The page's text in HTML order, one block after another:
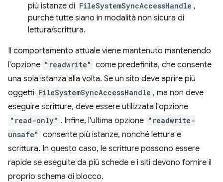
più istanze di FileSystemSyncAccessHandle ,
purché tutte siano in modalità non sicura di
lettura/scrittura.
Il comportamento attuale viene mantenuto mantenendo
l'opzione "readwrite" come predefinita, che consente
una sola istanza alla volta. Se un sito deve aprire più
oggetti FileSystemSyncAccessHandle , ma non deve
eseguire scritture, deve essere utilizzata l'opzione
"read-only" . Infine, l'ultima opzione "readwrite-
unsafe" consente più istanze, nonché lettura e
scrittura. In questo caso, le scritture possono essere
rapide se eseguite da più schede e i siti devono fornire il
proprio schema di blocco.